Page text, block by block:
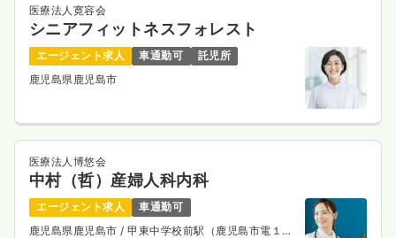
医療法人寛容会
シニアフィットネスフォレスト
エージェント求人 車通勤可
託児所
鹿児島県鹿児島市
医療法人博悠会
中村（哲）産婦人科内科
エージェント求人
車通勤可
鹿児島県鹿児島市 / 甲東中学校前駅（鹿児島市電１系